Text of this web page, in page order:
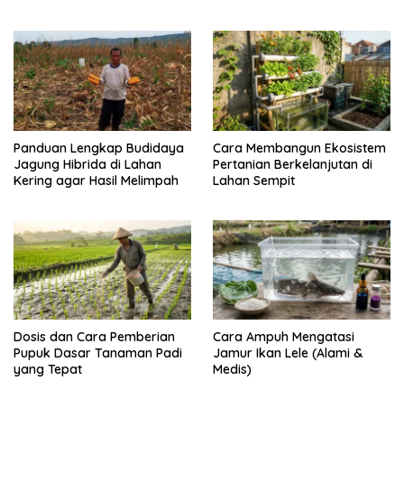
Panduan Lengkap Budidaya
Jagung Hibrida di Lahan
Kering agar Hasil Melimpah
Cara Membangun Ekosistem
Pertanian Berkelanjutan di
Lahan Sempit
Dosis dan Cara Pemberian
Pupuk Dasar Tanaman Padi
yang Tepat
Cara Ampuh Mengatasi
Jamur Ikan Lele (Alami &
Medis)